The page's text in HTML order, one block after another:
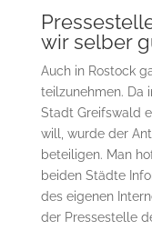
wir selber
Auch in Rostock
teilzunehmen. Da
Stadt Greifswald
will, wurde der
beteiligen. Man
beiden Städte
des eigenen
der Pressestelle